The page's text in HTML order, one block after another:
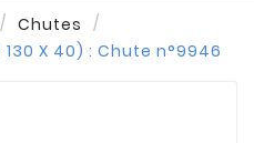
Chutes
130 X 40) : Chute n°9946